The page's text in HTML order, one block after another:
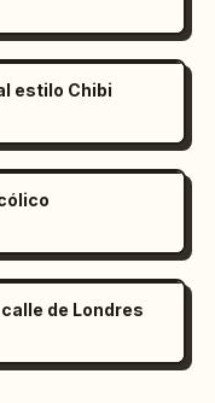
estilo Chibi
de Londres